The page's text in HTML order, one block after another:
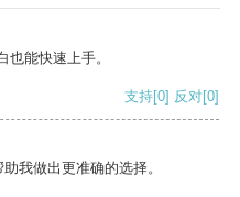
能快速上手。
支持[0] 反对[0]
我做出更准确的选择。